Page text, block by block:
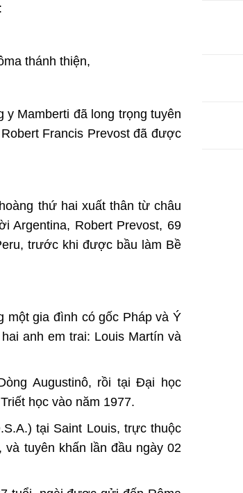
thánh thiện,
Mamberti đã long trọng tuyên
Francis Prevost đã được
thứ hai xuất thân từ châu
Argentina, Robert Prevost, 69
trước khi được bầu làm Bề
một gia đình có gốc Pháp và Ý
anh em trai: Louis Martín và
Augustinô, rồi tại Đại học
học vào năm 1977.
tại Saint Louis, trực thuộc
tuyên khấn lần đầu ngày 02